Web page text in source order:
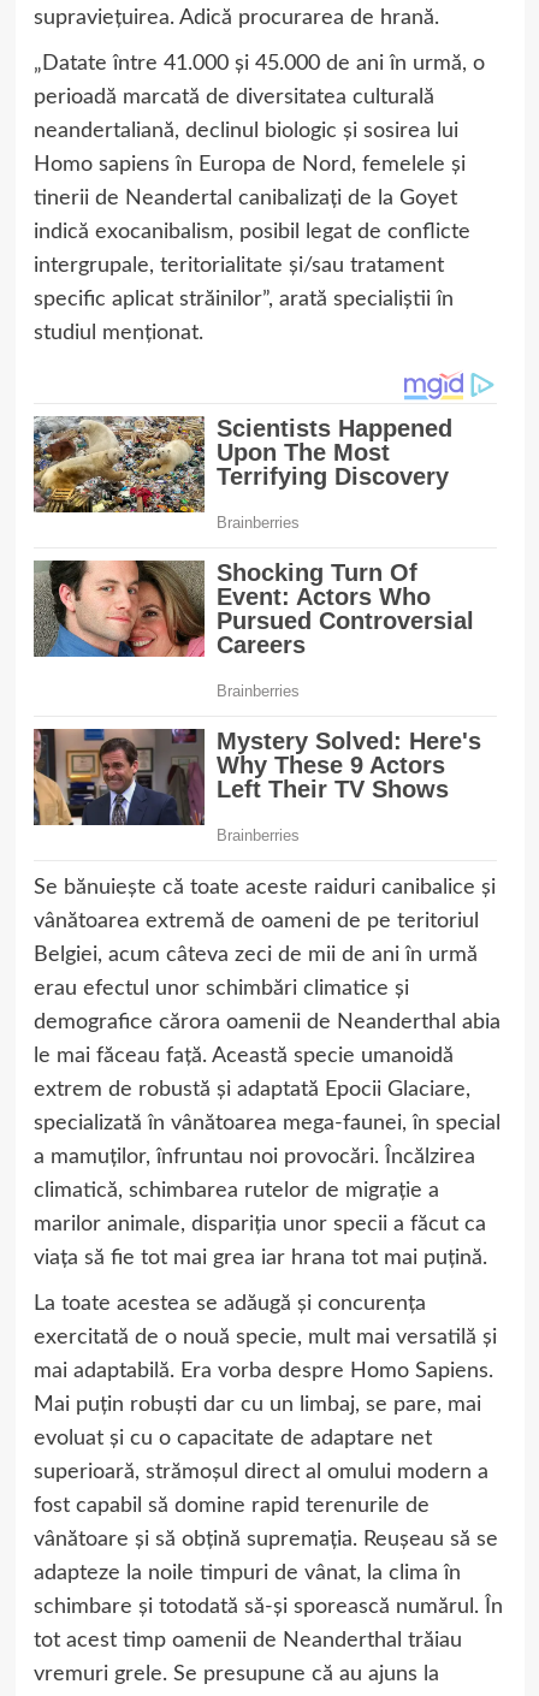
supraviețuirea. Adică procurarea de hrană.
„Datate între 41.000 și 45.000 de ani în urmă, o
perioadă marcată de diversitatea culturală
neandertaliană, declinul biologic și sosirea lui
Homo sapiens în Europa de Nord, femelele și
tinerii de Neandertal canibalizați de la Goyet
indică exocanibalism, posibil legat de conflicte
intergrupale, teritorialitate și/sau tratament
specific aplicat străinilor”, arată specialiștii în
studiul menționat.
Se bănuiește că toate aceste raiduri canibalice și
vânătoarea extremă de oameni de pe teritoriul
Belgiei, acum câteva zeci de mii de ani în urmă
erau efectul unor schimbări climatice și
demografice cărora oamenii de Neanderthal abia
le mai făceau față. Această specie umanoidă
extrem de robustă și adaptată Epocii Glaciare,
specializată în vânătoarea mega-faunei, în special
a mamuților, înfruntau noi provocări. Încălzirea
climatică, schimbarea rutelor de migrație a
marilor animale, dispariția unor specii a făcut ca
viața să fie tot mai grea iar hrana tot mai puțină.
La toate acestea se adăugă și concurența
exercitată de o nouă specie, mult mai versatilă și
mai adaptabilă. Era vorba despre Homo Sapiens.
Mai puțin robuști dar cu un limbaj, se pare, mai
evoluat și cu o capacitate de adaptare net
superioară, strămoșul direct al omului modern a
fost capabil să domine rapid terenurile de
vânătoare și să obțină supremația. Reușeau să se
adapteze la noile timpuri de vânat, la clima în
schimbare și totodată să-și sporească numărul. În
tot acest timp oamenii de Neanderthal trăiau
vremuri grele. Se presupune că au ajuns la